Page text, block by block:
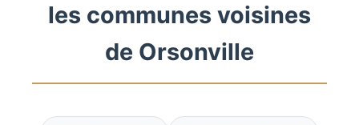
les communes voisines
de Orsonville